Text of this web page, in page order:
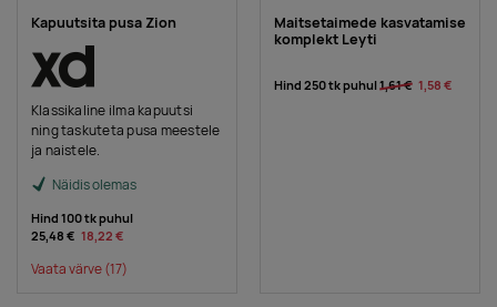
Kapuutsita pusa Zion
Klassikaline ilma kapuutsi
ning taskuteta pusa meestele
ja naistele.
Näidis olemas
Hind 100 tk puhul
25,48 € 18,22 €
Vaata värve(17)
Maitsetaimede kasvatamise
komplekt Leyti
Hind 250 tk puhul1,61 € 1,58 €